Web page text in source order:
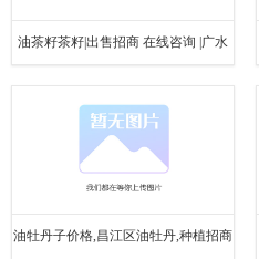
油茶籽茶籽|出售招商 在线咨询 |广水
油牡丹子价格,昌江区油牡丹,种植招商